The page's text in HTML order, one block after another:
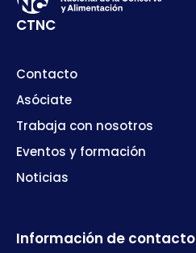
CTNC
Contacto
Asóciate
Trabaja con nosotros
Eventos y formación
Noticias
Información de contacto